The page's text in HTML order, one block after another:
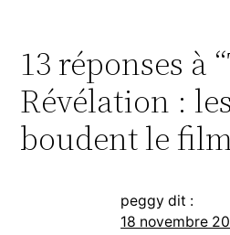
13 réponses à
Révélation :
boudent le
peggy dit :
18 novembre